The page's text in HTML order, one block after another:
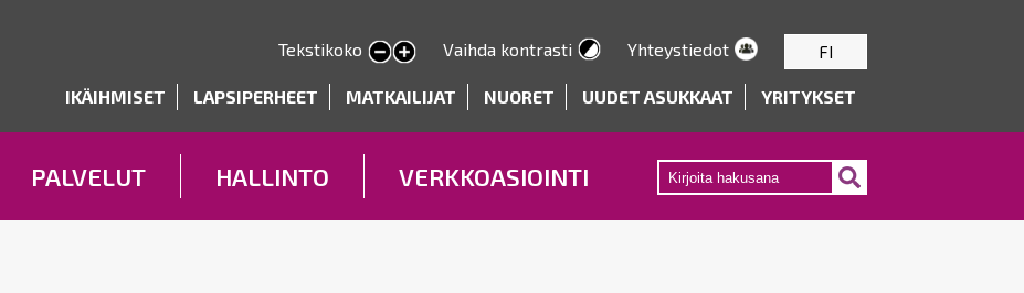
pääsisältöön
Tekstikoko
Pienennä tekstin kokoa
Suurenna tekstin kokoa Vaihda kontrasti Yhteystiedot FI
Kohderyhmät
IKÄIHMISET LAPSIPERHEET MATKAILIJAT NUORET UUDET ASUKKAAT YRITYKSET
PALVELUT HALLINTO VERKKOASIOINTI